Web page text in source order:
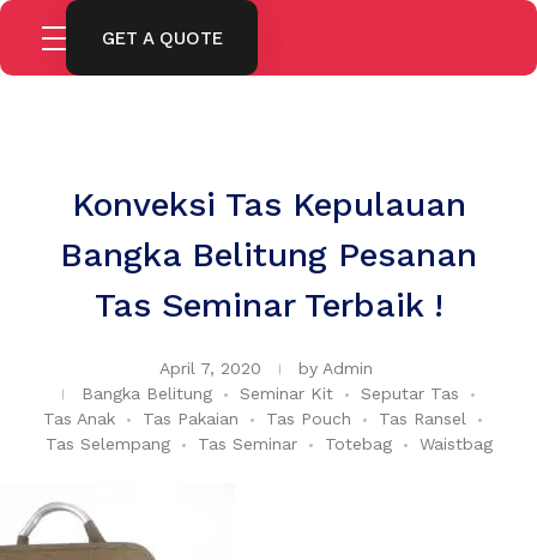
GET A QUOTE
Konveksi Tas Kepulauan
Bangka Belitung Pesanan
Tas Seminar Terbaik !
April 7, 2020 by Admin
Bangka Belitung
Seminar Kit
Seputar Tas
Tas Anak
Tas Pakaian Tas Pouch
Tas Ransel
Tas Selempang
Tas Seminar Totebag Waistbag